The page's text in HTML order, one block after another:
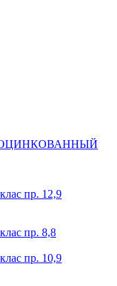
ОЦИНКОВАННЫЙ
пр. 12,9
пр. 8,8
пр. 10,9